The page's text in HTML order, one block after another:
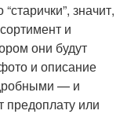
значит,
и
они будут
и описание
— и
предоплату или